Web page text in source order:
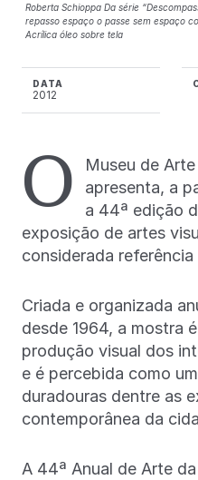
Roberta Schioppa Da série
repasso espaço o passe sem espaço
Acrílica óleo sobre tela
DATA
2012
O
Museu de
apresenta, a
a 44ª edição
exposição de artes
considerada
Criada e organizada
desde 1964, a mostra
produção visual dos
e é percebida como
duradouras dentre as
contemporânea da
A 44ª Anual de Arte